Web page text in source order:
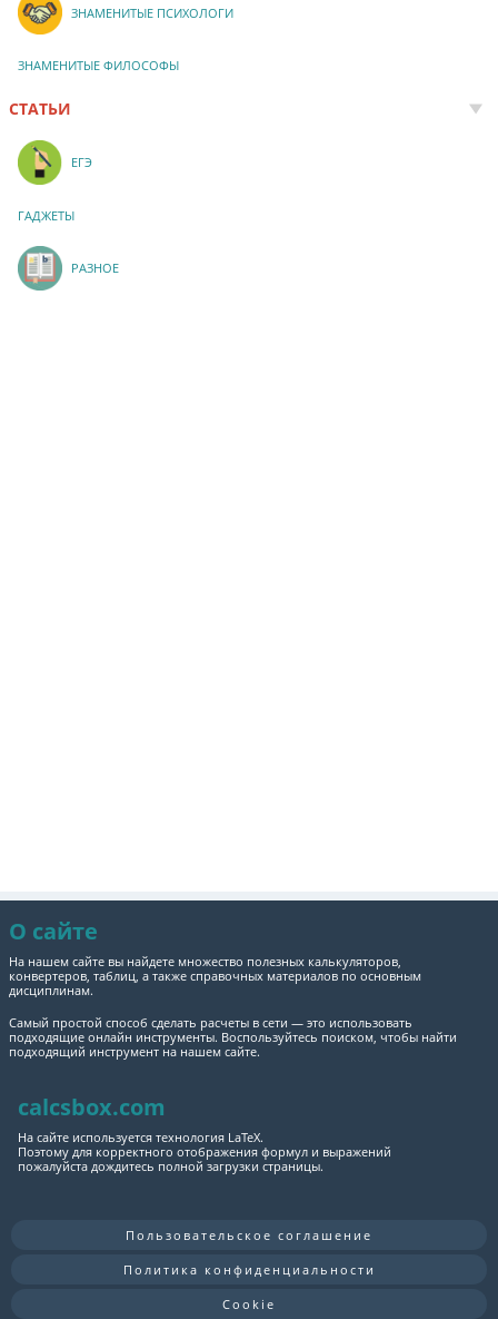
ЗНАМЕНИТЫЕ ПСИХОЛОГИ
ЗНАМЕНИТЫЕ ФИЛОСОФЫ
СТАТЬИ
ЕГЭ
ГАДЖЕТЫ
РАЗНОЕ
О сайте
На нашем сайте вы найдете множество полезных калькуляторов,
конвертеров, таблиц, а также справочных материалов по основным
дисциплинам.
Самый простой способ сделать расчеты в сети — это использовать
подходящие онлайн инструменты. Воспользуйтесь поиском, чтобы найти
подходящий инструмент на нашем сайте.
calcsbox.com
На сайте используется технология LaTeX.
Поэтому для корректного отображения формул и выражений
пожалуйста дождитесь полной загрузки страницы.
Пользовательское соглашение
Политика конфиденциальности
Cookie